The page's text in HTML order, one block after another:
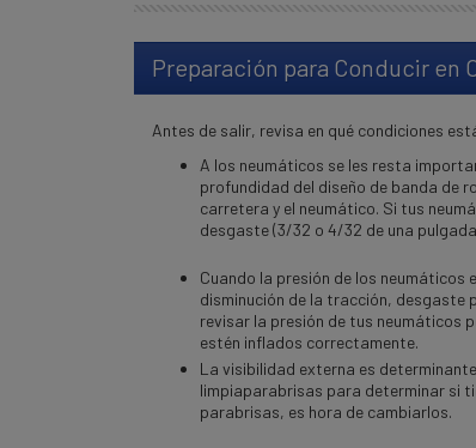
Preparación para Conducir en
Antes de salir, revisa en qué condiciones
A los neumáticos se les resta
profundidad del diseño de banda de
carretera y el neumático. Si tus
desgaste (3/32 o 4/32 de una
Cuando la presión de los
disminución de la tracción, desgaste
revisar la presión de tus neumáticos
estén inflados correctamente.
La visibilidad externa es
limpiaparabrisas para determinar si
parabrisas, es hora de cambiarlos.